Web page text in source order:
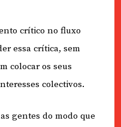
crítico no fluxo
essa crítica, sem
colocar os seus
colectivos.
gentes do modo que